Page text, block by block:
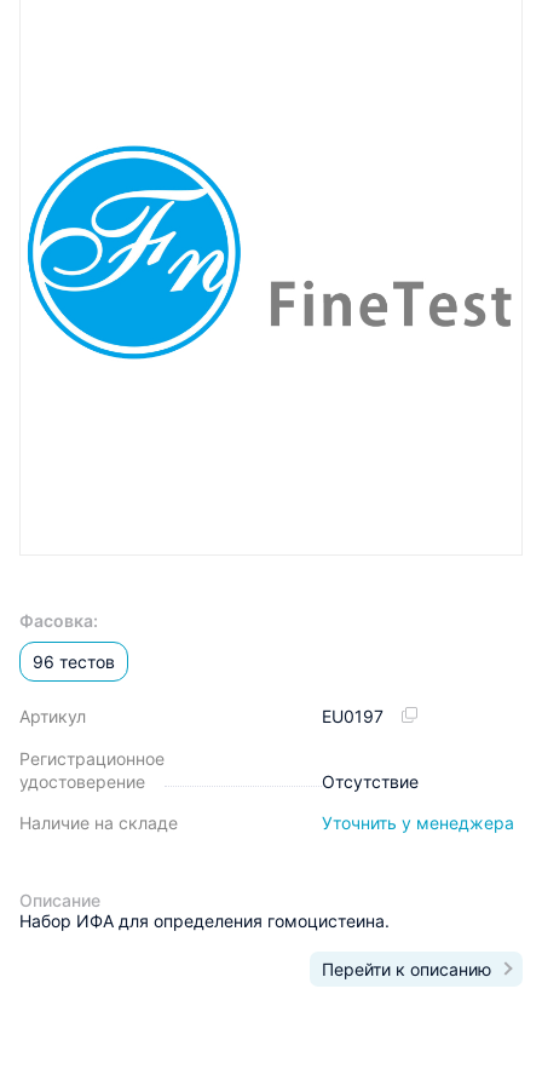
Фасовка:
96 тестов
Артикул EU0197
Регистрационное
удостоверение
Отсутствие
Наличие на складе Уточнить у менеджера
Описание
Набор ИФА для определения гомоцистеина.
Перейти к описанию